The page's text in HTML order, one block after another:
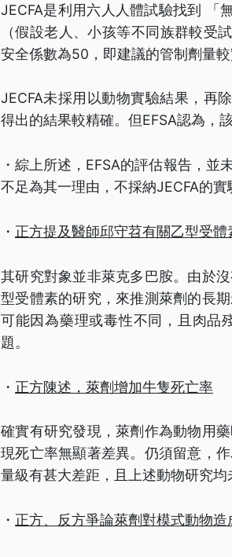
JECFA是利用六人人體試驗找到 「
（假設老人、小孩等不同族群較受
安全係數為50，即建議的管制劑量較
JECFA未採用以動物實驗結果，再
得出的結果較精確。但EFSA認為，
・綜上所述，EFSA的評估報告，
不足為其一理由，不採納JECFA的實
・ 正方提及醫師邱守苕有關乙型受體
其研究對象並非萊克多巴胺。由於
型受體素的研究，來推測萊劑的長
可能因為藥理或毒性不同，且肉品
題。
・ 正方陳述，萊劑增加牛隻死亡率
確實有研究發現，萊劑作為動物用
現死亡率無顯著差異。仍須留意，
量級有甚大差距，且上述動物研究均
・ 正方、反方爭論萊劑對模式動物